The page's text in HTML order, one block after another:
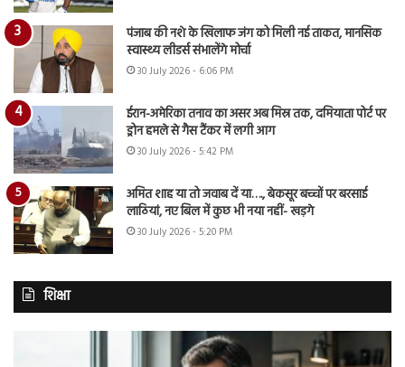
पंजाब की नशे के खिलाफ जंग को मिली नई ताकत, मानसिक
स्वास्थ्य लीडर्स संभालेंगे मोर्चा
30 July 2026 - 6:06 PM
ईरान-अमेरिका तनाव का असर अब मिस्र तक, दमियाता पोर्ट पर
ड्रोन हमले से गैस टैंकर में लगी आग
30 July 2026 - 5:42 PM
अमित शाह या तो जवाब दें या…., बेकसूर बच्चों पर बरसाई
लाठियां, नए बिल में कुछ भी नया नहीं- खड़गे
30 July 2026 - 5:20 PM
शिक्षा